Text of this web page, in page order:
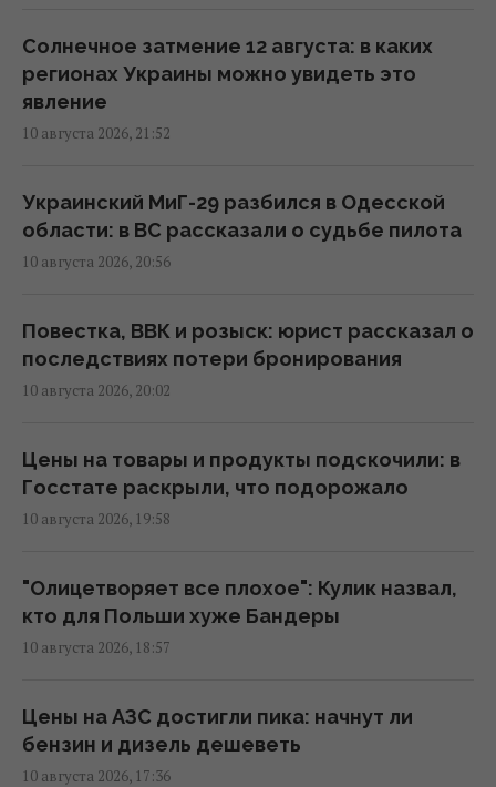
различные области Украины, – САП
16:05 понедельник, 10 августа 2026
Большинство украинцев верят в победу, но
14:54 понедельник, 10 августа 2026
"Делаем работу за Скабееву": Игнат
баллистике
14:47 понедельник, 10 августа 2026
меморандум о развитии украинских
традиций в школах, - Игнат Коробко
14:24 понедельник, 10 августа 2026
Блокировка Черного моря: Луценко
раскрыл, какой ответ должна получить
Россия
Россия хочет возобновить
механизированные штурмы на фронте: в
Солнечное затмение 12 августа: в каких
регионах Украины можно увидеть это
явление
10 августа 2026, 21:52
Украинский МиГ-29 разбился в Одесской
области: в ВС рассказали о судьбе пилота
10 августа 2026, 20:56
Повестка, ВВК и розыск: юрист рассказал о
последствиях потери бронирования
10 августа 2026, 20:02
Цены на товары и продукты подскочили: в
Госстате раскрыли, что подорожало
10 августа 2026, 19:58
"Олицетворяет все плохое": Кулик назвал,
кто для Польши хуже Бандеры
10 августа 2026, 18:57
Цены на АЗС достигли пика: начнут ли
бензин и дизель дешеветь
10 августа 2026, 17:36